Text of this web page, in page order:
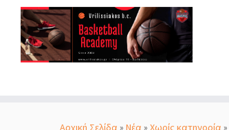
Αρχική Σελίδα» Νέα» Χωρίς κατηγορία»